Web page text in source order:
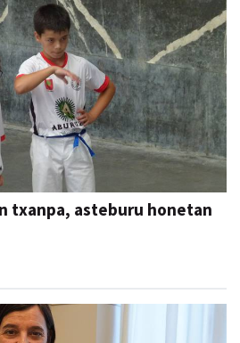
txanpa, asteburu honetan